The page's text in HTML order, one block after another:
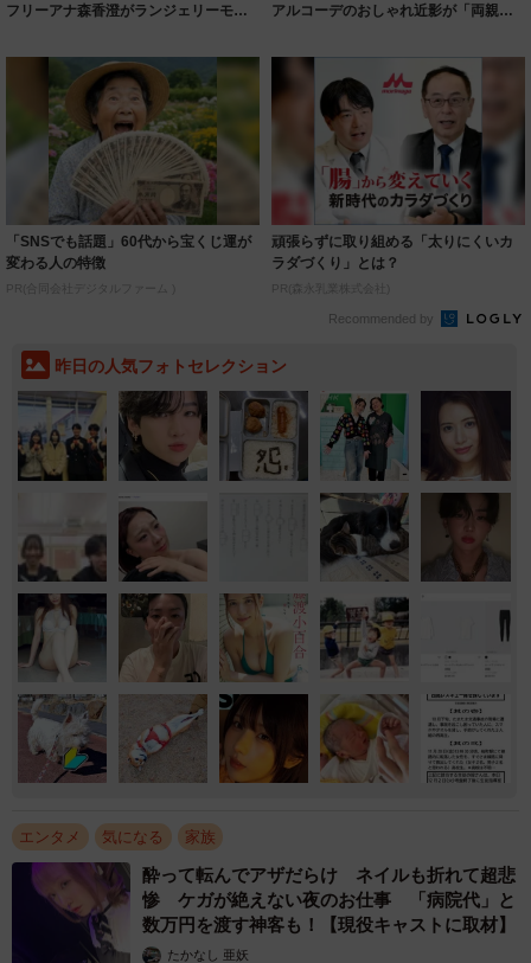
フリーアナ森香澄がランジェリーモデ
アルコーデのおしゃれ近影が「両親の
「SNSでも話題」60代から宝くじ運が
変わる人の特徴
PR(合同会社デジタルファーム )
頑張らずに取り組める「太りにくいカ
ラダづくり」とは？
PR(森永乳業株式会社)
Recommended by
昨日の人気フォトセレクション
エンタメ 気になる 家族
酔って転んでアザだらけ ネイルも折れて超悲
惨 ケガが絶えない夜のお仕事 「病院代」と
数万円を渡す神客も！【現役キャストに取材】
たかなし 亜妖